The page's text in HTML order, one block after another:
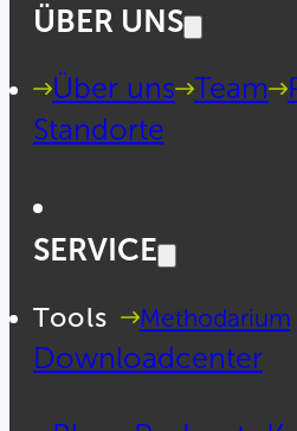
ÜBER UNS
Über uns Team
Standorte
SERVICE
Tools Methodarium
Downloadcenter